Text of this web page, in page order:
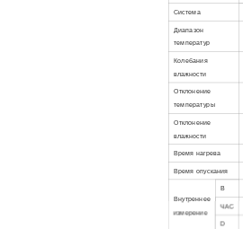
Система
Диапазон
температур
Колебания
влажности
Отклонение
температуры
Отклонение
влажности
Время нагрева
Время опускания
Внутреннее
измерение
В
ЧАС
D